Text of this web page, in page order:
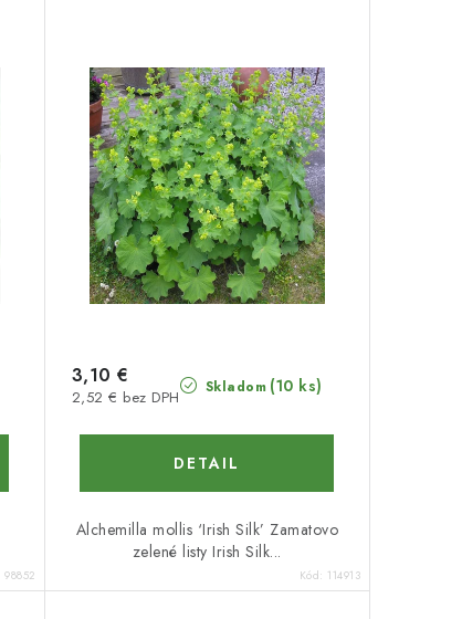
98852
Skladom (10 ks)
2,52 € bez DPH
3,10 €
DETAIL
Alchemilla mollis ‘Irish Silk’ Zamatovo
zelené listy Irish Silk...
Kód: 114913